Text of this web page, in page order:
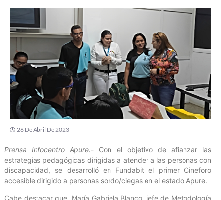
26 De Abril De 2023
Prensa Infocentro Apure.- Con el objetivo de afianzar las
estrategias pedagógicas dirigidas a atender a las personas con
discapacidad, se desarrolló en Fundabit el primer Cineforo
accesible dirigido a personas sordo/ciegas en el estado Apure.
Cabe destacar que, María Gabriela Blanco, jefe de Metodología